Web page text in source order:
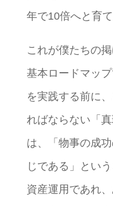
年で10倍へと育て
これが僕たちの
基本ロードマッ
を実践する前に
ればならない「
は、「物事の成
じである」とい
資産運用であれ